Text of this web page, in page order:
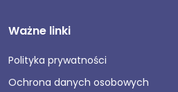
Ważne linki
Polityka prywatności
Ochrona danych osobowych